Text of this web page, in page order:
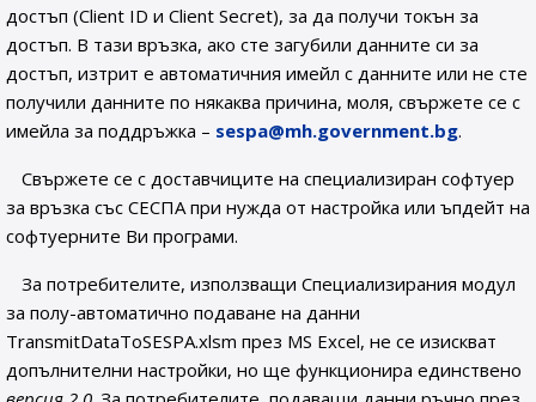
достъп (Сlient ID и Сlient Secret), за да получи токън за
достъп. В тази връзка, ако сте загубили данните си за
достъп, изтрит е автоматичния имейл с данните или не сте
получили данните по някаква причина, моля, свържете се с
имейла за поддръжка – sespa@mh.government.bg.
Свържете се с доставчиците на специализиран софтуер
за връзка със СЕСПА при нужда от настройка или ъпдейт на
софтуерните Ви програми.
За потребителите, използващи Специализирания модул
за полу-автоматично подаване на данни
TransmitDataToSESPA.xlsm през MS Excel, не се изискват
допълнителни настройки, но ще функционира единствено